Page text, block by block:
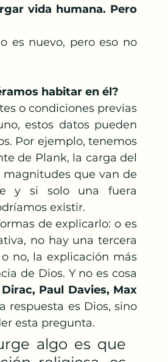
vida humana. Pero
es nuevo, pero eso no
habitar en él?
o condiciones previas
estos datos pueden
Por ejemplo, tenemos
de Plank, la carga del
que van de
y si solo una fuera
existir.
de explicarlo: o es
no hay una tercera
no, la explicación más
de Dios. Y no es cosa
Paul Davies, Max
respuesta es Dios, sino
esta pregunta.
algo es que